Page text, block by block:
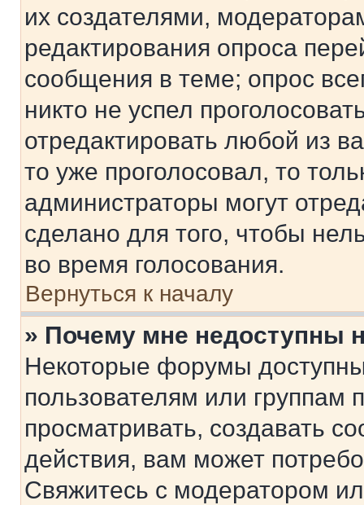
их создателями,
редактирования опроса
сообщения в теме; опрос
никто не успел
отредактировать любой из
то уже проголосовал, то
администраторы могут
сделано для того, чтобы
во время голосования.
Вернуться к началу
» Почему мне недоступны
Некоторые форумы
пользователям или группам
просматривать, создавать
действия, вам может
Свяжитесь с модератором